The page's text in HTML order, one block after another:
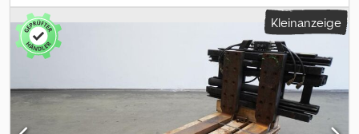
Vorbaumaß: 152 mm, Eigenschwerpunkt: 62 mm, gebrauchtes
DURWEN Gabelverstellgerät RZV 35 S mit separatem
Seitenschub, unabhängig vom Öffnungsbereich,
Öffnungsbereich Mitte-Mitte 490–1230 mm, FEM III, Bauhöhe 1.150
mm, Führungssystem: Welle in Rohr, Seitenschub: +/- 100 mm, inkl.
Schläuche, Gabelträgerbreite: 1150, Lastschwerpunkt: 500,
Eigenschwerpunkt: 62. Csdozkm Dhspfx Ab Rerf
Kleinanzeige